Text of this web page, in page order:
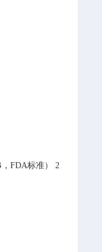
FDA标准）
2